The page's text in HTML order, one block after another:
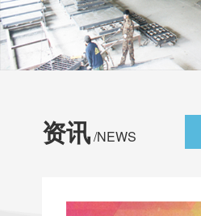
资讯/NEWS